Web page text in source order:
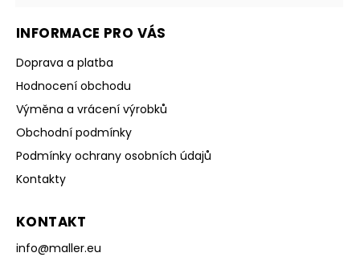
INFORMACE PRO VÁS
Doprava a platba
Hodnocení obchodu
Výměna a vrácení výrobků
Obchodní podmínky
Podmínky ochrany osobních údajů
Kontakty
KONTAKT
info@maller.eu